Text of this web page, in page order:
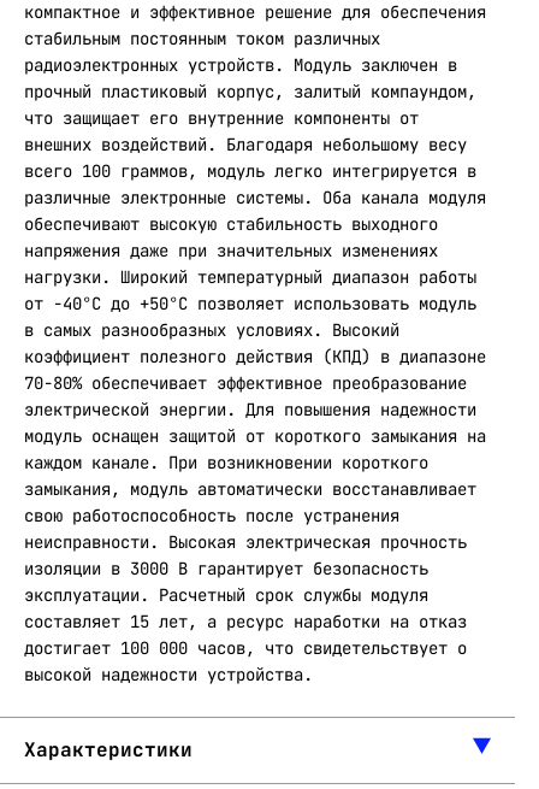
компактное и эффективное решение для обеспечения
стабильным постоянным током различных
радиоэлектронных устройств. Модуль заключен в
прочный пластиковый корпус, залитый компаундом,
что защищает его внутренние компоненты от
внешних воздействий. Благодаря небольшому весу
всего 100 граммов, модуль легко интегрируется в
различные электронные системы. Оба канала модуля
обеспечивают высокую стабильность выходного
напряжения даже при значительных изменениях
нагрузки. Широкий температурный диапазон работы
от -40°C до +50°C позволяет использовать модуль
в самых разнообразных условиях. Высокий
коэффициент полезного действия (КПД) в диапазоне
70-80% обеспечивает эффективное преобразование
электрической энергии. Для повышения надежности
модуль оснащен защитой от короткого замыкания на
каждом канале. При возникновении короткого
замыкания, модуль автоматически восстанавливает
свою работоспособность после устранения
неисправности. Высокая электрическая прочность
изоляции в 3000 В гарантирует безопасность
эксплуатации. Расчетный срок службы модуля
составляет 15 лет, а ресурс наработки на отказ
достигает 100 000 часов, что свидетельствует о
высокой надежности устройства.
Характеристики